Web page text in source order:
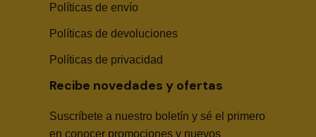
Políticas de envío
Políticas de devoluciones
Políticas de privacidad
Recibe novedades y ofertas
Suscríbete a nuestro boletín y sé el primero
en conocer promociones y nuevos
Sika Center AI